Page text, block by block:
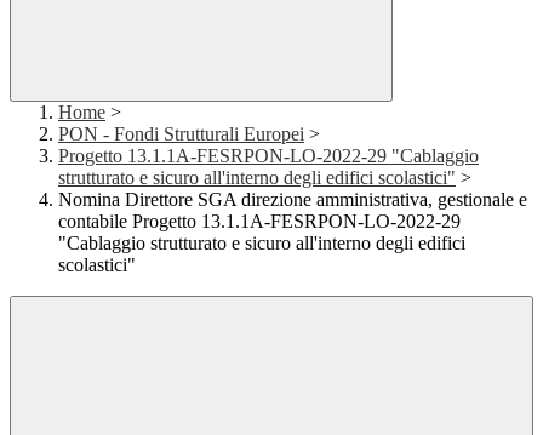
Home >
PON - Fondi Strutturali Europei >
Progetto 13.1.1A-FESRPON-LO-2022-29 "Cablaggio
strutturato e sicuro all'interno degli edifici scolastici" >
Nomina Direttore SGA direzione amministrativa, gestionale e
contabile Progetto 13.1.1A-FESRPON-LO-2022-29
"Cablaggio strutturato e sicuro all'interno degli edifici
scolastici"